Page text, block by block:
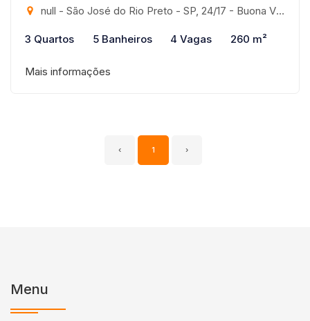
null - São José do Rio Preto - SP, 24/17 - Buona Vita, São José do Rio Preto-SP
3 Quartos 5 Banheiros 4 Vagas 260 m²
Mais informações
‹ 1 ›
Menu